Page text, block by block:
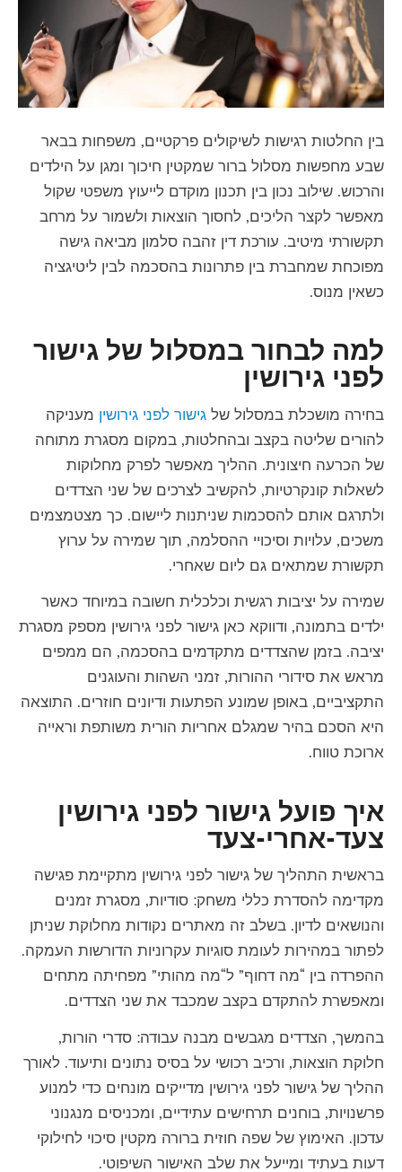
בין החלטות רגישות לשיקולים פרקטיים, משפחות בבאר
שבע מחפשות מסלול ברור שמקטין חיכוך ומגן על הילדים
והרכוש. שילוב נכון בין תכנון מוקדם לייעוץ משפטי שקול
מאפשר לקצר הליכים, לחסוך הוצאות ולשמור על מרחב
תקשורתי מיטיב. עורכת דין זהבה סלמון מביאה גישה
מפוכחת שמחברת בין פתרונות בהסכמה לבין ליטיגציה
כשאין מנוס.
למה לבחור במסלול של גישור
לפני גירושין
בחירה מושכלת במסלול של גישור לפני גירושיןמעניקה
להורים שליטה בקצב ובהחלטות, במקום מסגרת מתוחה
של הכרעה חיצונית. ההליך מאפשר לפרק מחלוקות
לשאלות קונקרטיות, להקשיב לצרכים של שני הצדדים
ולתרגם אותם להסכמות שניתנות ליישום. כך מצטמצמים
משכים, עלויות וסיכויי ההסלמה, תוך שמירה על ערוץ
תקשורת שמתאים גם ליום שאחרי.
שמירה על יציבות רגשית וכלכלית חשובה במיוחד כאשר
ילדים בתמונה, ודווקא כאן גישור לפני גירושיןמספק מסגרת
יציבה. בזמן שהצדדים מתקדמים בהסכמה, הם ממפים
מראש את סידורי ההורות, זמני השהות והעוגנים
התקציביים, באופן שמונע הפתעות ודיונים חוזרים. התוצאה
היא הסכם בהיר שמגלם אחריות הורית משותפת וראייה
ארוכת טווח.
איך פועל גישור לפני גירושין
צעד-אחרי-צעד
בראשית התהליך של גישור לפני גירושיןמתקיימת פגישה
מקדימה להסדרת כללי משחק: סודיות, מסגרת זמנים
והנושאים לדיון. בשלב זה מאתרים נקודות מחלוקת שניתן
לפתור במהירות לעומת סוגיות עקרוניות הדורשות העמקה.
ההפרדה בין “מה דחוף” ל“מה מהותי” מפחיתה מתחים
ומאפשרת להתקדם בקצב שמכבד את שני הצדדים.
בהמשך, הצדדים מגבשים מבנה עבודה: סדרי הורות,
חלוקת הוצאות, ורכיב רכושי על בסיס נתונים ותיעוד. לאורך
ההליך של גישור לפני גירושיןמדייקים מונחים כדי למנוע
פרשנויות, בוחנים תרחישים עתידיים, ומכניסים מנגנוני
עדכון. האימוץ של שפה חוזית ברורה מקטין סיכוי לחילוקי
דעות בעתיד ומייעל את שלב האישור השיפוטי.